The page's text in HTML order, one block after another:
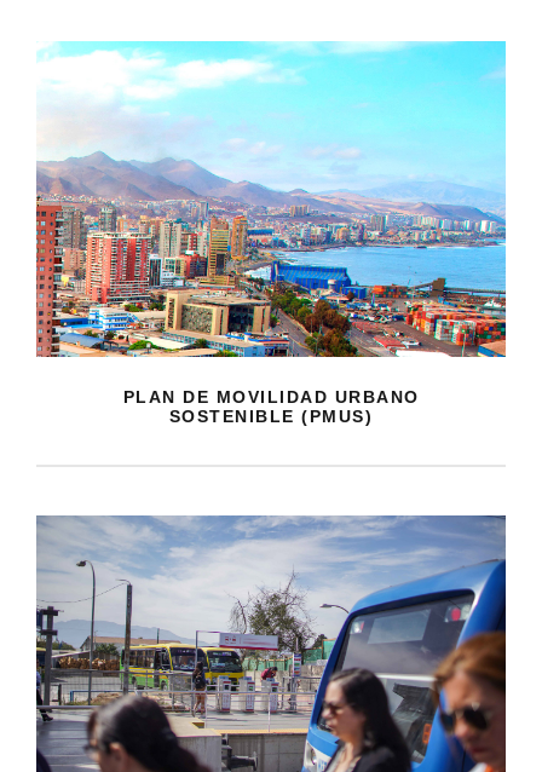
PLAN DE MOVILIDAD URBANO
SOSTENIBLE (PMUS)